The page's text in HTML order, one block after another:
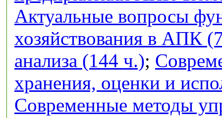
Актуальные вопросы
хозяйствования в АПК
анализа (144 ч.);
хранения, оценки и
Современные методы